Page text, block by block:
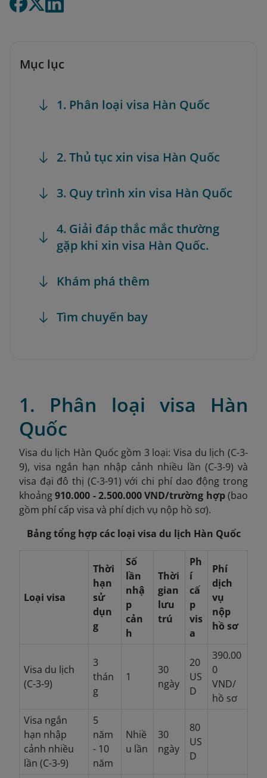
Mục lục
1. Phân loại visa Hàn Quốc
2. Thủ tục xin visa Hàn Quốc
3. Quy trình xin visa Hàn Quốc
4. Giải đáp thắc mắc thường
gặp khi xin visa Hàn Quốc.
Khám phá thêm
Tìm chuyến bay
1. Phân loại visa Hàn
Quốc
Visa du lịch Hàn Quốc gồm 3 loại: Visa du lịch (C-3-
9), visa ngắn hạn nhập cảnh nhiều lần (C-3-9) và
visa đại đô thị (C-3-91) với chi phí dao động trong
khoảng910.000 - 2.500.000 VND/trường hợp(bao
gồm phí cấp visa và phí dịch vụ nộp hồ sơ).
Bảng tổng hợp các loại visa du lịch Hàn Quốc
Loại visa
Thời
hạn
sử
dụn
g
Số
lần
nhậ
p
cản
h
Thời
gian
lưu
trú
Ph
í
cấ
p
vis
a
Phí
dịch
vụ
nộp
hồ sơ
Visa du lịch
(C-3-9)
3
thán
g
1
30
ngày
20
US
D
390.00
0
VND/
hồ sơ
Visa ngắn
hạn nhập
cảnh nhiều
lần (C-3-9)
5
năm
- 10
năm
Nhiề
u lần
30
ngày
80
US
D